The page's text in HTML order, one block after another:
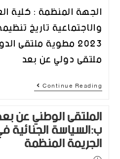
الجهة المنظمة : كلية
2023 مطوية ملتقى
ملتقى دولي عن بعد
Continue Reading
الملتقى الوطني عن
ب:السياسة
الجريمة المنظمة